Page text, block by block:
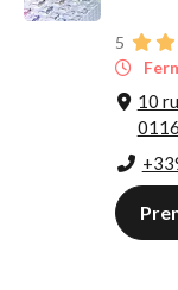
5
10